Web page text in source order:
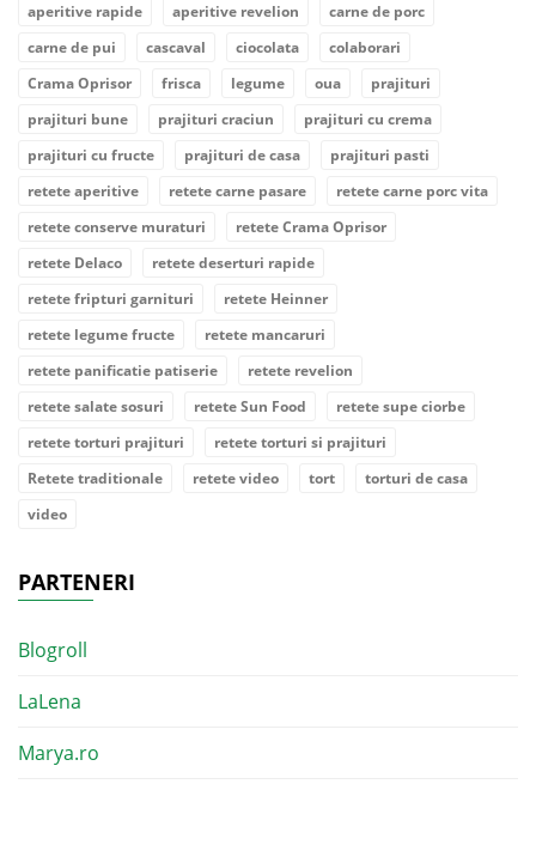
aperitive rapide
aperitive revelion
carne de porc
carne de pui
cascaval ciocolata
colaborari
Crama Oprisor
frisca legume oua
prajituri
prajituri bune
prajituri craciun
prajituri cu crema
prajituri cu fructe
prajituri de casa
prajituri pasti
retete aperitive
retete carne pasare
retete carne porc vita
retete conserve muraturi
retete Crama Oprisor
retete Delaco
retete deserturi rapide
retete fripturi garnituri
retete Heinner
retete legume fructe
retete mancaruri
retete panificatie patiserie
retete revelion
retete salate sosuri
retete Sun Food
retete supe ciorbe
retete torturi prajituri
retete torturi si prajituri
Retete traditionale
retete video tort
torturi de casa
video
PARTENERI
Blogroll
LaLena
Marya.ro